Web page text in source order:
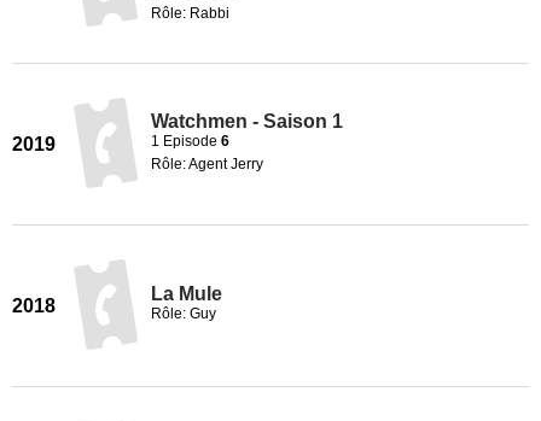
Rôle: Rabbi
2019
Watchmen - Saison 1
1 Episode 6
Rôle: Agent Jerry
2018
La Mule
Rôle: Guy